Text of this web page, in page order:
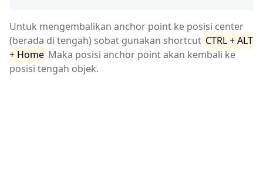
Untuk mengembalikan anchor point ke posisi center
(berada di tengah) sobat gunakan shortcut CTRL + ALT
+ Home Maka posisi anchor point akan kembali ke
posisi tengah objek.